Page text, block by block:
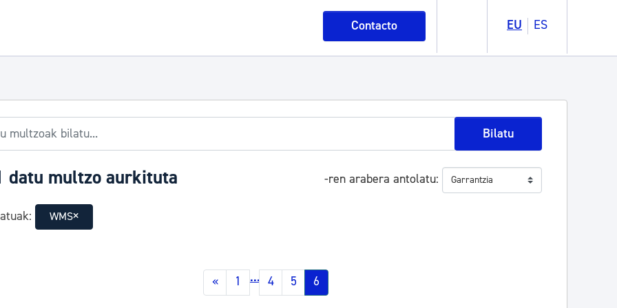
Contacto
EU ES
Bilatu
-ren arabera antolatu
datu multzo aurkituta
WMS
« 1 ... 4 5 6